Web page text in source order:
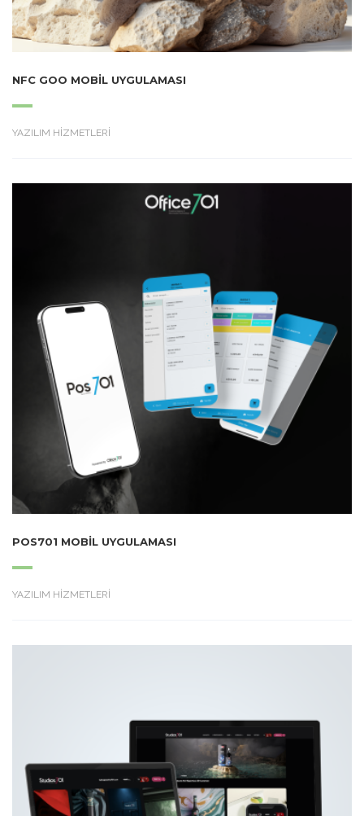
NFC GOO MOBIL UYGULAMASI
YAZILIM HİZMETLERİ
POS701 MOBIL UYGULAMASI
YAZILIM HİZMETLERİ